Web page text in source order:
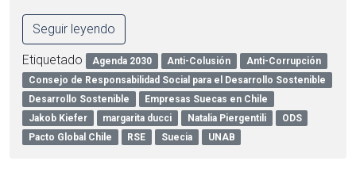
Seguir leyendo
Etiquetado Agenda 2030 Anti-Colusión
Anti-Corrupción
Consejo de Responsabilidad Social para el Desarrollo Sostenible
Desarrollo Sostenible
Empresas Suecas en Chile
Jakob Kiefer
margarita ducci Natalia Piergentili
ODS
Pacto Global Chile
RSE Suecia UNAB